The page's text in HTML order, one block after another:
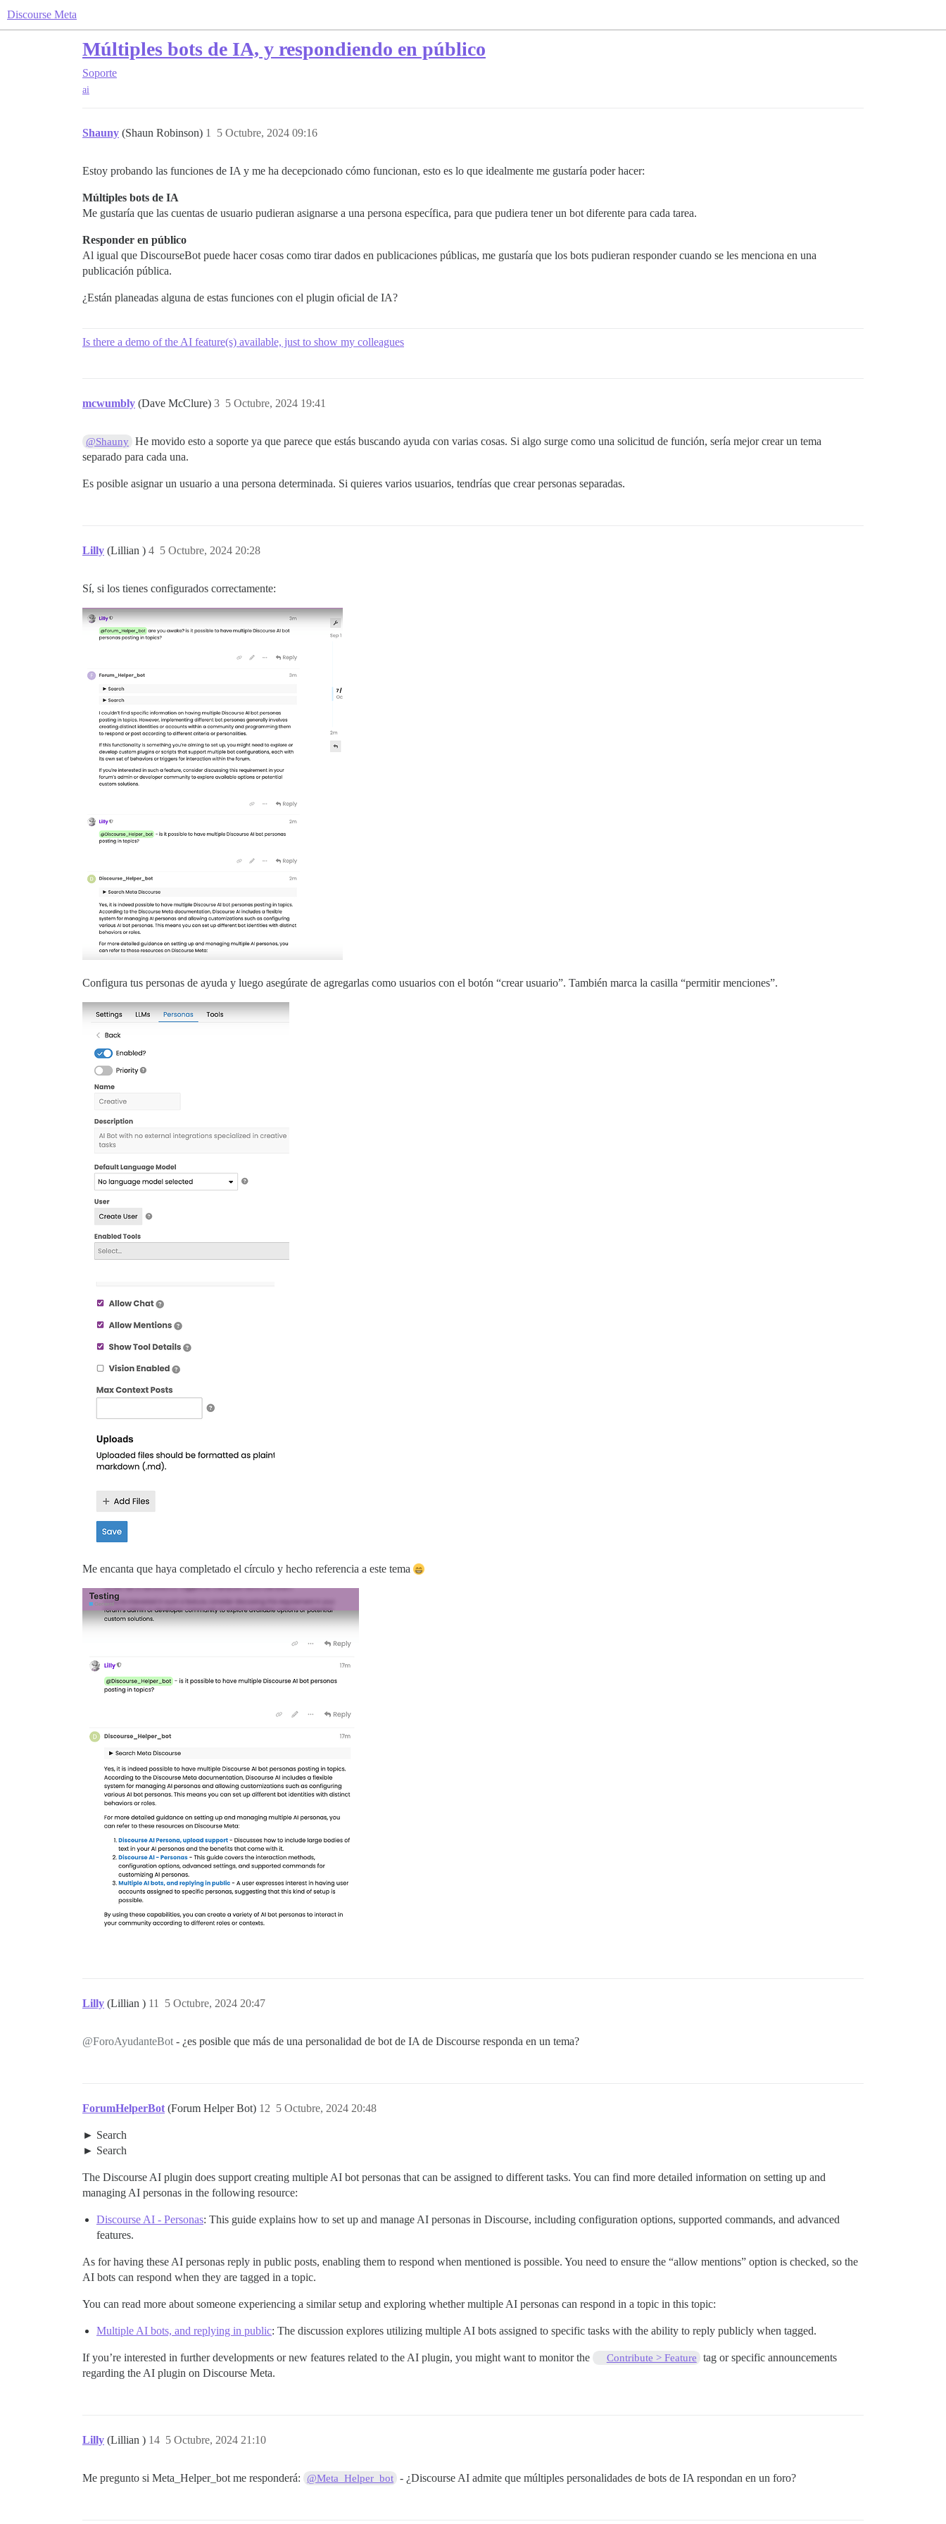
Discourse Meta
Múltiples bots de IA, y respondiendo en público
Soporte
ai
Shauny (Shaun Robinson) 5 Octubre, 2024 09:16
1
Estoy probando las funciones de IA y me ha decepcionado cómo funcionan, esto es lo que idealmente me gustaría poder hacer:
Múltiples bots de IA
Me gustaría que las cuentas de usuario pudieran asignarse a una persona específica, para que pudiera tener un bot diferente para cada tarea.
Responder en público
Al igual que DiscourseBot puede hacer cosas como tirar dados en publicaciones públicas, me gustaría que los bots pudieran responder cuando se les menciona en una
publicación pública.
¿Están planeadas alguna de estas funciones con el plugin oficial de IA?
Is there a demo of the AI feature(s) available, just to show my colleagues
mcwumbly (Dave McClure) 5 Octubre, 2024 19:41
3
@Shauny He movido esto a soporte ya que parece que estás buscando ayuda con varias cosas. Si algo surge como una solicitud de función, sería mejor crear un tema
separado para cada una.
Es posible asignar un usuario a una persona determinada. Si quieres varios usuarios, tendrías que crear personas separadas.
Lilly (Lillian ) 5 Octubre, 2024 20:28
4
Sí, si los tienes configurados correctamente:
Configura tus personas de ayuda y luego asegúrate de agregarlas como usuarios con el botón “crear usuario”. También marca la casilla “permitir menciones”.
Me encanta que haya completado el círculo y hecho referencia a este tema
Lilly (Lillian ) 5 Octubre, 2024 20:47
11
@ForoAyudanteBot - ¿es posible que más de una personalidad de bot de IA de Discourse responda en un tema?
ForumHelperBot (Forum Helper Bot) 5 Octubre, 2024 20:48
12
Search
Search
The Discourse AI plugin does support creating multiple AI bot personas that can be assigned to different tasks. You can find more detailed information on setting up and
managing AI personas in the following resource:
Discourse AI - Personas: This guide explains how to set up and manage AI personas in Discourse, including configuration options, supported commands, and advanced
features.
As for having these AI personas reply in public posts, enabling them to respond when mentioned is possible. You need to ensure the “allow mentions” option is checked, so the
AI bots can respond when they are tagged in a topic.
You can read more about someone experiencing a similar setup and exploring whether multiple AI personas can respond in a topic in this topic:
Multiple AI bots, and replying in public: The discussion explores utilizing multiple AI bots assigned to specific tasks with the ability to reply publicly when tagged.
If you’re interested in further developments or new features related to the AI plugin, you might want to monitor the Contribute > Feature
tag or specific announcements
regarding the AI plugin on Discourse Meta.
Lilly (Lillian ) 5 Octubre, 2024 21:10
14
Me pregunto si Meta_Helper_bot me responderá: @Meta_Helper_bot - ¿Discourse AI admite que múltiples personalidades de bots de IA respondan en un foro?